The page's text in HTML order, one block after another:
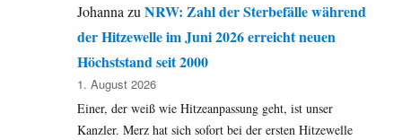
Jagdsteuer
und
mehr.
JohannazuNRW: Zahl der Sterbefälle während
der Hitzewelle im Juni 2026 erreicht neuen
Höchststand seit 2000
1. August 2026
Einer, der weiß wie Hitzeanpassung geht, ist unser
Kanzler. Merz hat sich sofort bei der ersten Hitzewelle